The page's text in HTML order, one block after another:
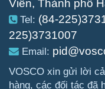
Viên, Thành phố
Tel: (84-
225)3731007
Email:
VOSCO xin gửi lời
hàng, các đối tác đã